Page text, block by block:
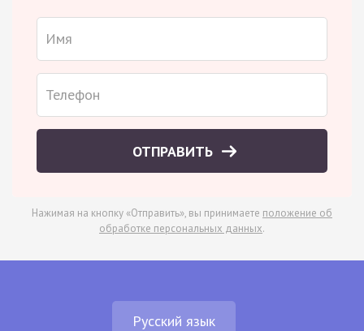
ОТПРАВИТЬ
Нажимая на кнопку «Отправить», вы принимаете положение об
обработке персональных данных.
Русский язык